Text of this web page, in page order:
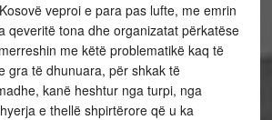
veproi e para pas lufte, me emrin
qeveritë tona dhe organizatat përkatëse
me këtë problematikë kaq të
gra të dhunuara, për shkak të
kanë heshtur nga turpi, nga
e thellë shpirtërore që u ka